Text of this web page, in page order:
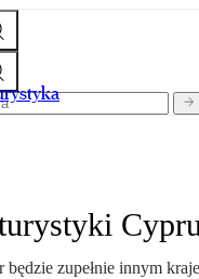
będzie zupełnie innym